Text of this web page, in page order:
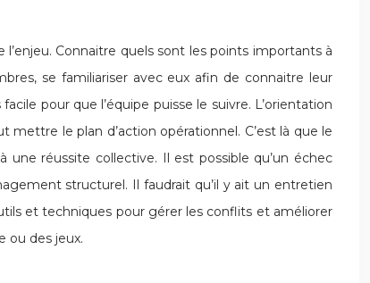
Connaitre quels sont les points importants à
se familiariser avec eux afin de connaitre leur
pour que l’équipe puisse le suivre. L’orientation
le plan d’action opérationnel. C’est là que le
réussite collective. Il est possible qu’un échec
structurel. Il faudrait qu’il y ait un entretien
et techniques pour gérer les conflits et améliorer
ou des jeux.